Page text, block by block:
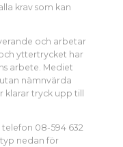
krav som kan
och arbetar
yttertrycket har
arbete. Mediet
nämnvärda
klarar tryck upp till
08-594 632
nedan för